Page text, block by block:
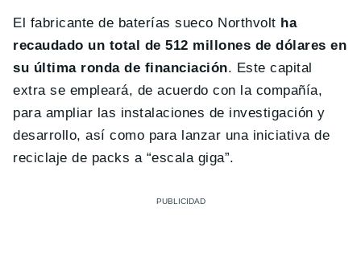
El fabricante de baterías sueco Northvolt ha
recaudado un total de 512 millones de dólares en
su última ronda de financiación. Este capital
extra se empleará, de acuerdo con la compañía,
para ampliar las instalaciones de investigación y
desarrollo, así como para lanzar una iniciativa de
reciclaje de packs a “escala giga”.